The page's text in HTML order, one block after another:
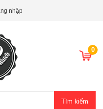
nhập
0
Tìm kiếm